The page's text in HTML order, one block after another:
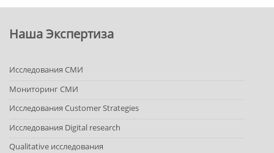
Наша Экспертиза
Исследования СМИ
Мониторинг СМИ
Исследования Customer Strategies
Исследования Digital research
Qualitative исследования